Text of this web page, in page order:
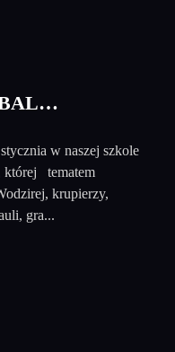
BAL…
w naszej szkole
której tematem
krupierzy,
gra...